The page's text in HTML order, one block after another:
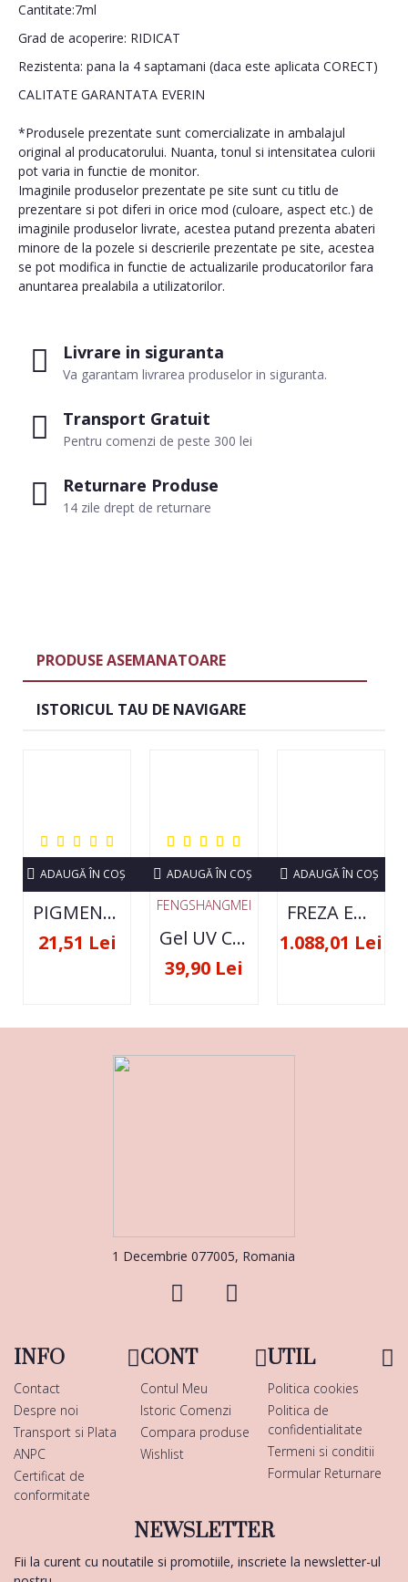
Livrare in siguranta
Va garantam livrarea produselor in siguranta.
Transport Gratuit
Pentru comenzi de peste 300 lei
Returnare Produse
14 zile drept de returnare
Cantitate:7ml
Grad de acoperire: RIDICAT
Rezistenta: pana la 4 saptamani (daca este aplicata CORECT)
CALITATE GARANTATA EVERIN
*Produsele prezentate sunt comercializate in ambalajul
original al producatorului. Nuanta, tonul si intensitatea culorii
pot varia in functie de monitor.
Imaginile produselor prezentate pe site sunt cu titlu de
prezentare si pot diferi in orice mod (culoare, aspect etc.) de
imaginile produselor livrate, acestea putand prezenta abateri
minore de la pozele si descrierile prezentate pe site, acestea
se pot modifica in functie de actualizarile producatorilor fara
anuntarea prealabila a utilizatorilor.
PRODUSE ASEMANATOARE
ISTORICUL TAU DE NAVIGARE
PIGMENT NEON SET 12 CULORI
21,51 Lei
ADAUGĂ ÎN COŞ
FENGSHANGMEI
Gel UV Constructie FSM 50ML - 07
39,90 Lei
ADAUGĂ ÎN COŞ
FREZA ELECTRICA STRONG 210 35000 RPM- ORIGINALA
1.088,01 Lei
ADAUGĂ ÎN COŞ
1 Decembrie 077005, Romania
INFO
Contact
Despre noi
Transport si Plata
ANPC
Certificat de
conformitate
CONT
Contul Meu
Istoric Comenzi
Compara produse
Wishlist
UTIL
Politica cookies
Politica de
confidentialitate
Termeni si conditii
Formular Returnare
NEWSLETTER
Fii la curent cu noutatile si promotiile, inscriete la newsletter-ul